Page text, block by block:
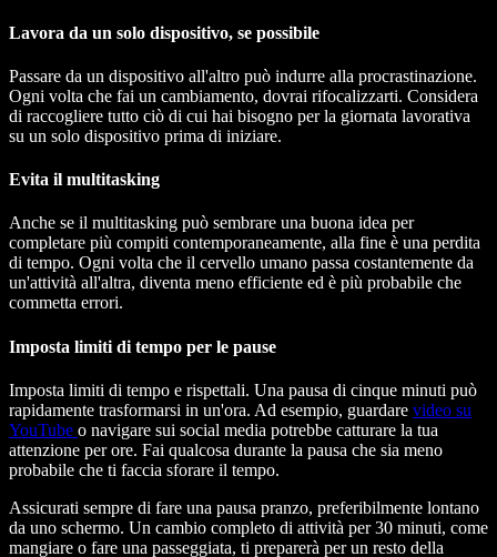
Lavora da un solo dispositivo, se possibile
Passare da un dispositivo all'altro può indurre alla procrastinazione.
Ogni volta che fai un cambiamento, dovrai rifocalizzarti. Considera
di raccogliere tutto ciò di cui hai bisogno per la giornata lavorativa
su un solo dispositivo prima di iniziare.
Evita il multitasking
Anche se il multitasking può sembrare una buona idea per
completare più compiti contemporaneamente, alla fine è una perdita
di tempo. Ogni volta che il cervello umano passa costantemente da
un'attività all'altra, diventa meno efficiente ed è più probabile che
commetta errori.
Imposta limiti di tempo per le pause
Imposta limiti di tempo e rispettali. Una pausa di cinque minuti può
rapidamente trasformarsi in un'ora. Ad esempio, guardare video su
YouTube o navigare sui social media potrebbe catturare la tua
attenzione per ore. Fai qualcosa durante la pausa che sia meno
probabile che ti faccia sforare il tempo.
Assicurati sempre di fare una pausa pranzo, preferibilmente lontano
da uno schermo. Un cambio completo di attività per 30 minuti, come
mangiare o fare una passeggiata, ti preparerà per un resto della